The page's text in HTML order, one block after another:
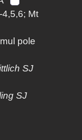
Mt
pole
SJ
SJ